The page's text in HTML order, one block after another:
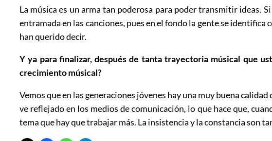
La música es un arma tan poderosa para poder transmitir ideas.
entramada en las canciones, pues en el fondo la gente se
han querido decir.
Y ya para finalizar, después de tanta trayectoria músical que
crecimiento músical?
Vemos que en las generaciones jóvenes hay una muy buena
ve reflejado en los medios de comunicación, lo que hace que,
tema que hay que trabajar más. La insistencia y la constancia son